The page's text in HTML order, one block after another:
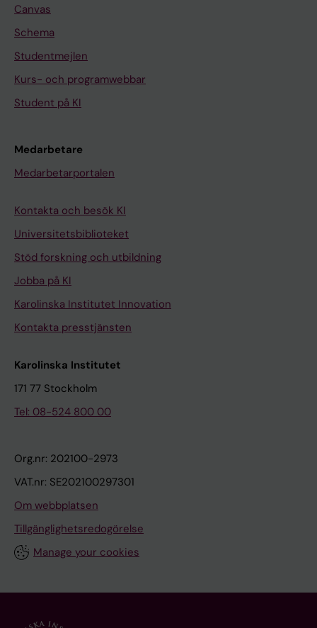
Canvas
Schema
Studentmejlen
Kurs- och programwebbar
Student på KI
Medarbetare
Medarbetarportalen
Kontakta och besök KI
Universitetsbiblioteket
Stöd forskning och utbildning
Jobba på KI
Karolinska Institutet Innovation
Kontakta presstjänsten
Karolinska Institutet
171 77 Stockholm
Tel: 08-524 800 00
Org.nr: 202100-2973
VAT.nr: SE202100297301
Om webbplatsen
Tillgänglighetsredogörelse
Manage your cookies